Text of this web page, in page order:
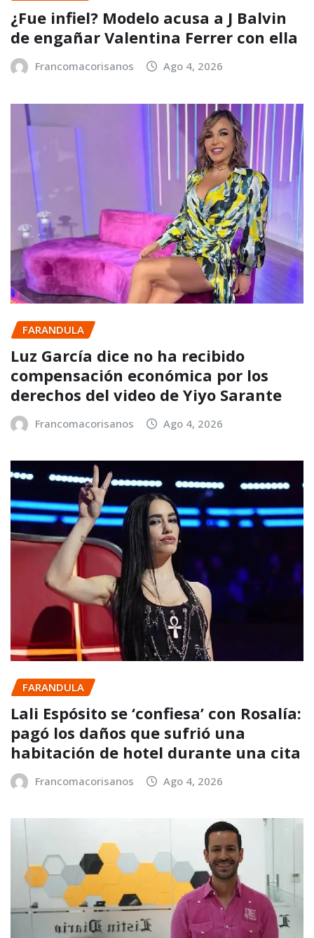
¿Fue infiel? Modelo acusa a J Balvin
de engañar Valentina Ferrer con ella
Francomacorisanos Ago 4, 2026
FARANDULA
Luz García dice no ha recibido
compensación económica por los
derechos del video de Yiyo Sarante
Francomacorisanos Ago 4, 2026
FARANDULA
Lali Espósito se ‘confiesa’ con Rosalía:
pagó los daños que sufrió una
habitación de hotel durante una cita
Francomacorisanos Ago 4, 2026